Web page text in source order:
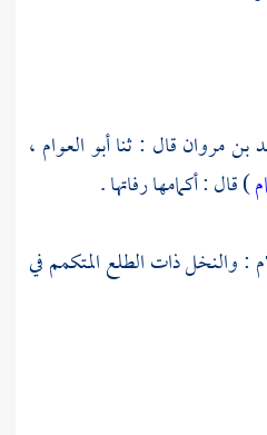
بن مروانقال : ثناأبو العوام ،
) قال : أكمامها رفاتها .
والنخل ذات الطلع المتكمم في